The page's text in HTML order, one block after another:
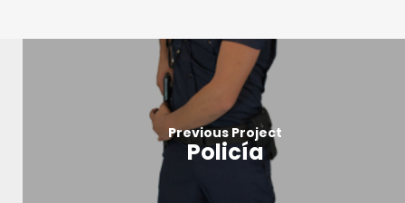
Previous Project
Policía